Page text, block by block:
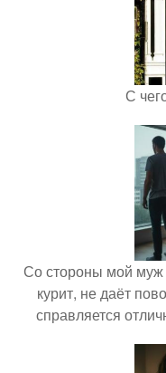
С
Со стороны мой муж
курит, не даёт
справляется